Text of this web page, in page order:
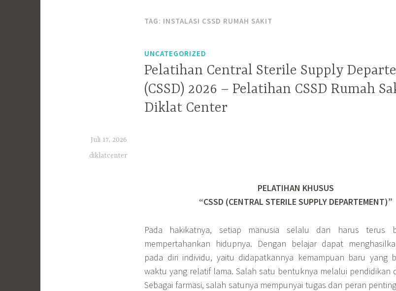
TAG: INSTALASI CSSD RUMAH SAKIT
UNCATEGORIZED
Pelatihan Central Sterile Supply
(CSSD) 2026 – Pelatihan CSSD Rumah
Diklat Center
Juli 17, 2026
diklatcenter
PELATIHAN KHUSUS
“CSSD (CENTRAL STERILE SUPPLY DEPARTEMENT)”
Pada hakikatnya, setiap manusia selalu dan harus terus
mempertahankan hidupnya. Dengan belajar dapat
pada diri individu, yaitu didapatkannya kemampuan baru yang
waktu yang relatif lama. Salah satu bentuknya melalui pendidikan
Sebagai farmasi, salah satunya mempunyai tugas dan peran